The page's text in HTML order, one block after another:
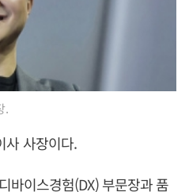
.
사 사장이다.
바이스경험(DX) 부문장과 품